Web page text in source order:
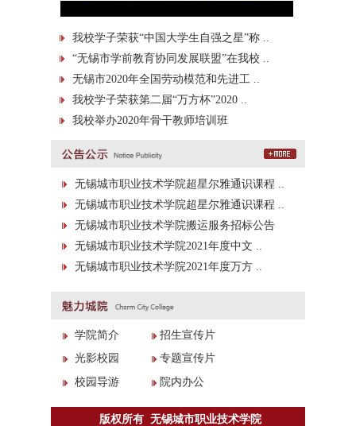
版权所有 无锡城市职业技术学院
我校学子荣获“中国大学生自强之星”称 ..
“无锡市学前教育协同发展联盟”在我校 ..
无锡市2020年全国劳动模范和先进工 ..
我校学子荣获第二届“万方杯”2020 ..
我校举办2020年骨干教师培训班
无锡城市职业技术学院超星尔雅通识课程 ..
无锡城市职业技术学院超星尔雅通识课程 ..
无锡城市职业技术学院搬运服务招标公告
无锡城市职业技术学院2021年度中文 ..
无锡城市职业技术学院2021年度万方 ..
学院简介
招生宣传片
光影校园
专题宣传片
校园导游
院内办公